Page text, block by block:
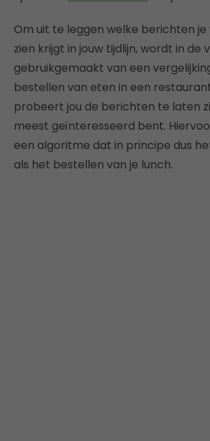
Om uit te leggen welke berichten
zien krijgt in jouw tijdlijn, wordt in de
gebruikgemaakt van een
bestellen van eten in een
probeert jou de berichten te laten
meest geïnteresseerd bent.
een algoritme dat in principe dus
als het bestellen van je lunch.